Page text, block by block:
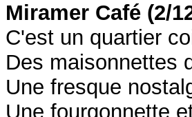
Miramer Café (2/
C'est un quartier
Des maisonnettes
Une fresque
Une fourgonnette